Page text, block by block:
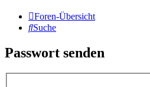
Foren-Übersicht
Suche
Passwort senden